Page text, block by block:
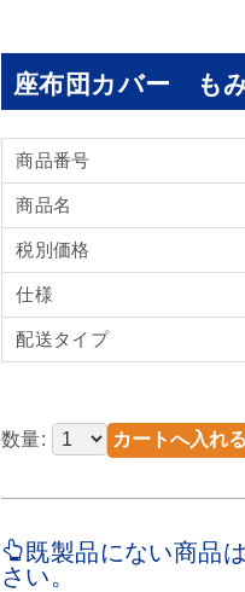
座布団カバー も
商品番号
商品名
税別価格
仕様
配送タイプ
数量:
既製品にない商品
さい。